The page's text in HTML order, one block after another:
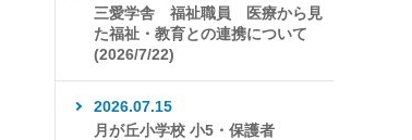
三愛学舎 福祉職員 医療から見
た福祉・教育との連携について
(2026/7/22)
2026.07.15
月が丘小学校 小5・保護者